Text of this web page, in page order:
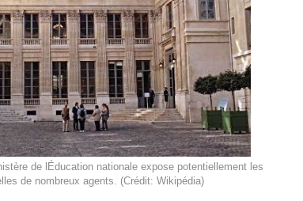
de lÉducation nationale expose potentiellement les
de nombreux agents. (Crédit: Wikipédia)